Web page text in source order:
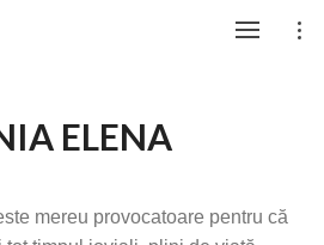
ELENA
mereu provocatoare pentru că